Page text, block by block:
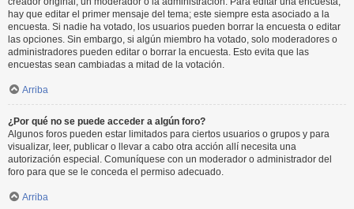
hay que editar el primer mensaje del tema; este siempre esta asociado a la
encuesta. Si nadie ha votado, los usuarios pueden borrar la encuesta o editar
las opciones. Sin embargo, si algún miembro ha votado, solo moderadores o
administradores pueden editar o borrar la encuesta. Esto evita que las
encuestas sean cambiadas a mitad de la votación.
Arriba
¿Por qué no se puede acceder a algún foro?
Algunos foros pueden estar limitados para ciertos usuarios o grupos y para
visualizar, leer, publicar o llevar a cabo otra acción allí necesita una
autorización especial. Comuníquese con un moderador o administrador del
foro para que se le conceda el permiso adecuado.
Arriba